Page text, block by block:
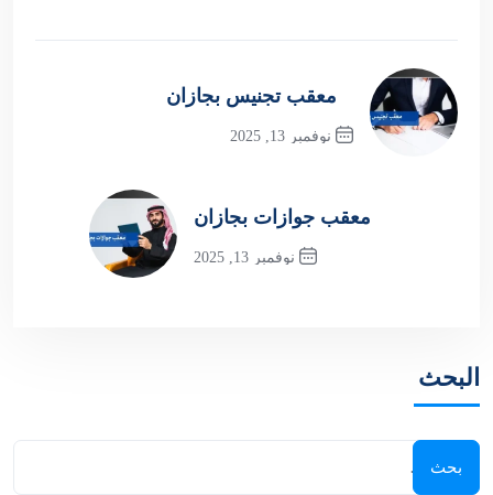
معقب تجنيس بجازان
نوفمبر 13, 2025
معقب جوازات بجازان
نوفمبر 13, 2025
البحث